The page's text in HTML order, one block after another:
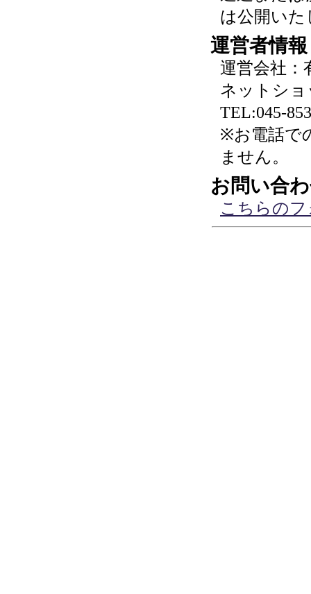
は公開い
運営者情報
運営会社：
ネットショ
TEL:045-
※お電話で
ません。
お問い合
こちらの